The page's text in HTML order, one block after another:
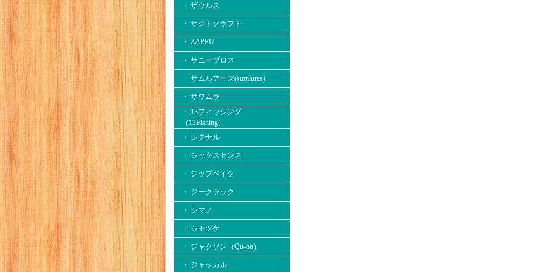
・ ザウルス
・ ザクトクラフト
・ ZAPPU
・ サニーブロス
・ サムルアーズ(sumlures)
・ サワムラ
・ 13フィッシング
（13Fishing）
・ シグナル
・ シックスセンス
・ ジップベイツ
・ ジークラック
・ シマノ
・ シモツケ
・ ジャクソン（Qu-on）
・ ジャッカル